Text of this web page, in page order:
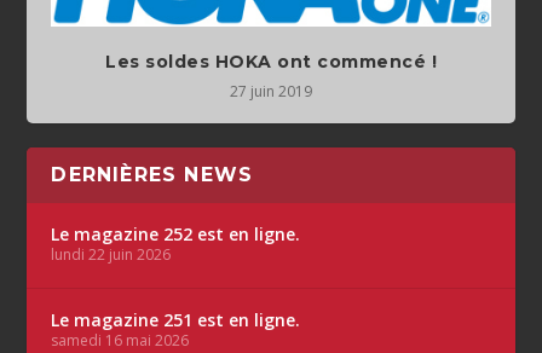
Les soldes HOKA ont commencé !
27 juin 2019
DERNIÈRES NEWS
Le magazine 252 est en ligne.
lundi 22 juin 2026
Le magazine 251 est en ligne.
samedi 16 mai 2026